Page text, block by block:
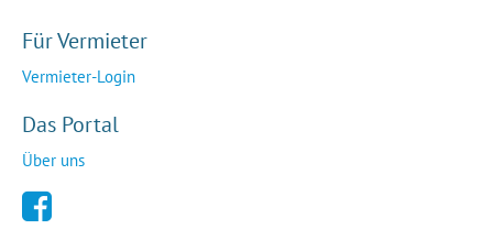
Für Vermieter
Vermieter-Login
Das Portal
Über uns